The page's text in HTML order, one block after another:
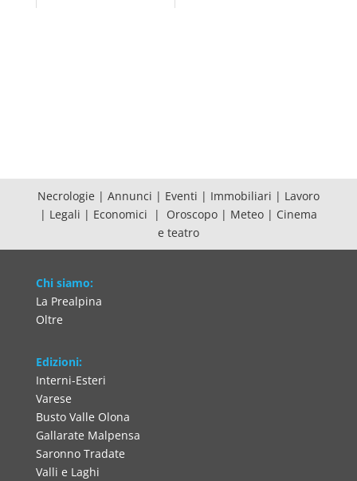
Necrologie | Annunci | Eventi | Immobiliari | Lavoro
| Legali | Economici | Oroscopo | Meteo | Cinema
e teatro
Chi siamo:
La Prealpina
Oltre
Edizioni:
Interni-Esteri
Varese
Busto Valle Olona
Gallarate Malpensa
Saronno Tradate
Valli e Laghi